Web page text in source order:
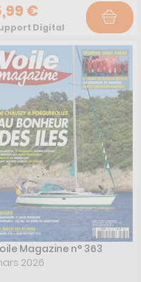
€
Digital
Magazine n° 363
2026